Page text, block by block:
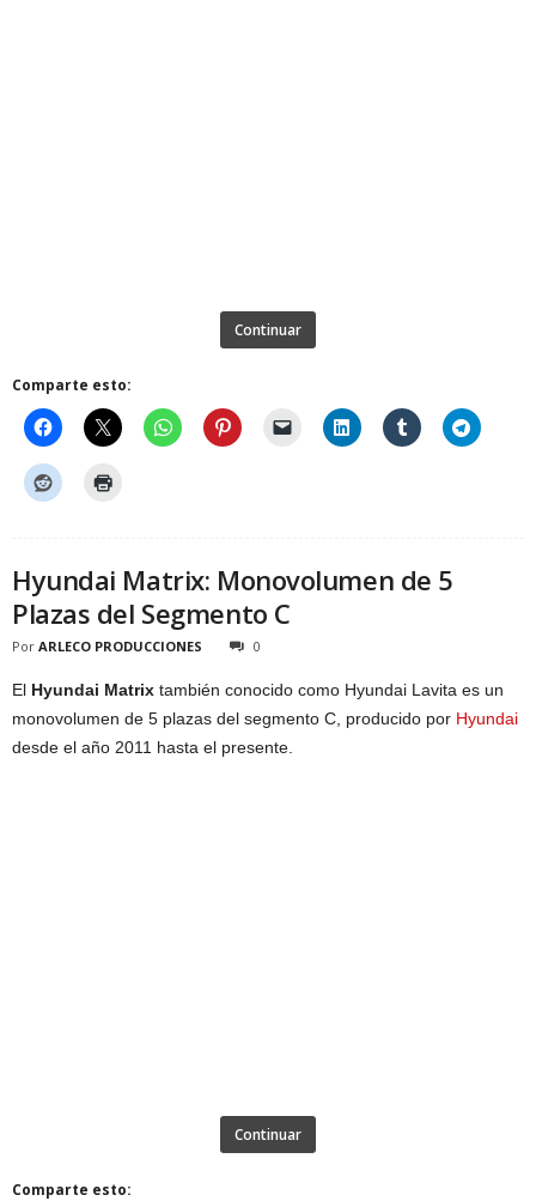
Continuar
Comparte esto:
Hyundai Matrix: Monovolumen de 5
Plazas del Segmento C
Por ARLECO PRODUCCIONES 0
El Hyundai Matrix también conocido como Hyundai Lavita es un
monovolumen de 5 plazas del segmento C, producido por Hyundai
desde el año 2011 hasta el presente.
Continuar
Comparte esto: